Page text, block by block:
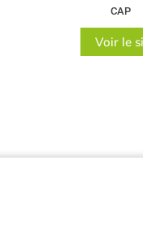
CAP
Voir le